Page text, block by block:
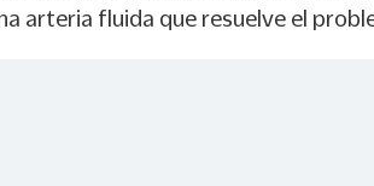
arteria fluida que resuelve el